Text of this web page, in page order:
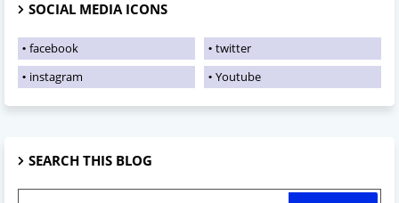
SOCIAL MEDIA ICONS
facebook
twitter
instagram
Youtube
SEARCH THIS BLOG